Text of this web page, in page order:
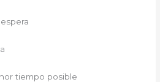
tiempo posible